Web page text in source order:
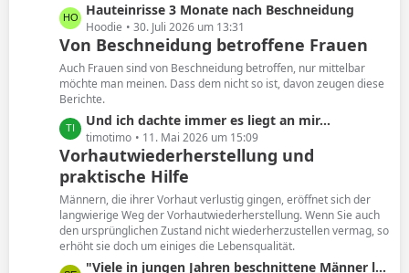
L
e
t
z
t
e
B
e
i
t
r
ä
g
e
Hauteinrisse 3 Monate nach Beschneidung
Hoodie 30. Juli 2026 um 13:31
Von Beschneidung betroffene Frauen
Auch Frauen sind von Beschneidung betroffen, nur mittelbar
möchte man meinen. Dass dem nicht so ist, davon zeugen diese
Berichte.
L
e
t
z
t
e
B
e
i
Und ich dachte immer es liegt an mir...
timotimo 11. Mai 2026 um 15:09
Vorhautwiederherstellung und
praktische Hilfe
Männern, die ihrer Vorhaut verlustig gingen, eröffnet sich der
langwierige Weg der Vorhautwiederherstellung. Wenn Sie auch
den ursprünglichen Zustand nicht wiederherzustellen vermag, so
erhöht sie doch um einiges die Lebensqualität.
L
"Viele in jungen Jahren beschnittene Männer leiden unter den Folgen. Und wollen ihre Vorhaut zurück. "